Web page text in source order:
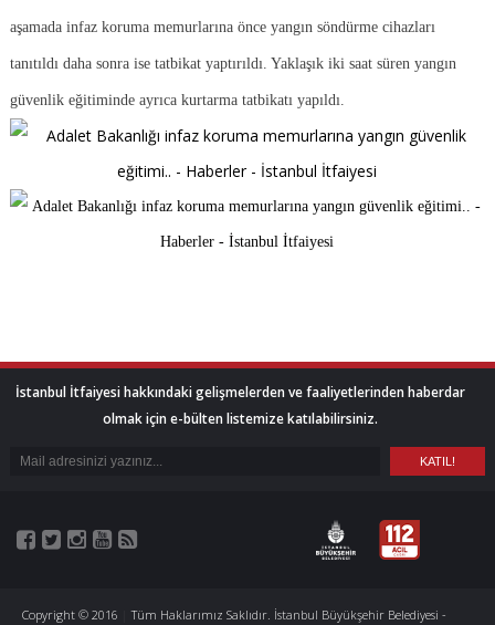
aşamada infaz koruma memurlarına önce yangın söndürme cihazları
tanıtıldı daha sonra ise tatbikat yaptırıldı. Yaklaşık iki saat süren yangın
güvenlik eğitiminde ayrıca kurtarma tatbikatı yapıldı.
İstanbul İtfaiyesi hakkındaki gelişmelerden ve faaliyetlerinden haberdar
olmak için e-bülten listemize katılabilirsiniz.
Copyright © 2016 Tüm Haklarımız Saklıdır. İstanbul Büyükşehir Belediyesi -